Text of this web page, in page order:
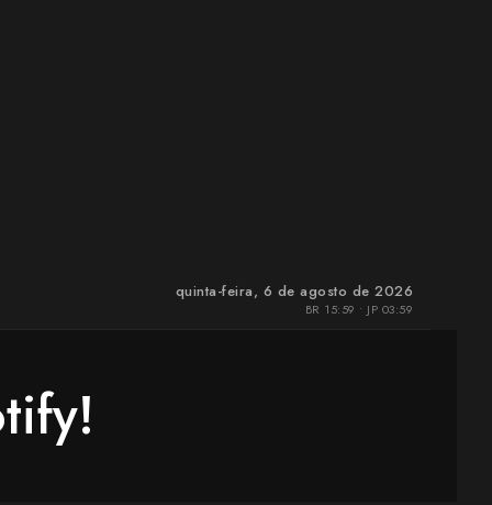
quinta-feira, 6 de agosto de 2026
BR 15:59 • JP 03:59